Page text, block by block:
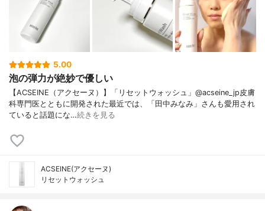
5.00
泡の弾力が絶妙で優しい
【ACSEINE（アクセーヌ）】「リセットウォッシュ」@acseine_jp皮膚
科専門医とともに開発された最近では、「田中みなみ」さんも愛用され
ていると話題にな…続きを見る
ACSEINE(アクセーヌ)
リセットウォッシュ